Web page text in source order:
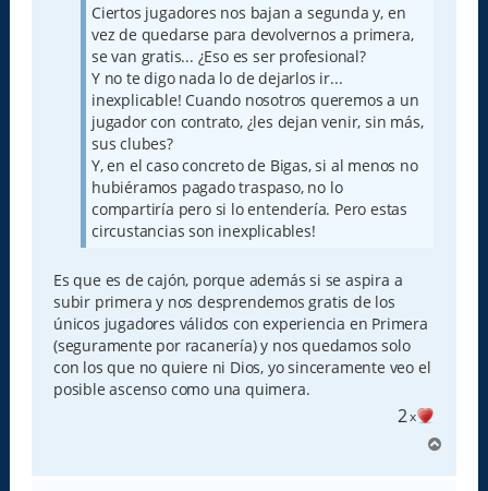
Ciertos jugadores nos bajan a segunda y, en
vez de quedarse para devolvernos a primera,
se van gratis... ¿Eso es ser profesional?
Y no te digo nada lo de dejarlos ir...
inexplicable! Cuando nosotros queremos a un
jugador con contrato, ¿les dejan venir, sin más,
sus clubes?
Y, en el caso concreto de Bigas, si al menos no
hubiéramos pagado traspaso, no lo
compartiría pero si lo entendería. Pero estas
circustancias son inexplicables!
Es que es de cajón, porque además si se aspira a
subir primera y nos desprendemos gratis de los
únicos jugadores válidos con experiencia en Primera
(seguramente por racanería) y nos quedamos solo
con los que no quiere ni Dios, yo sinceramente veo el
posible ascenso como una quimera.
2x
r